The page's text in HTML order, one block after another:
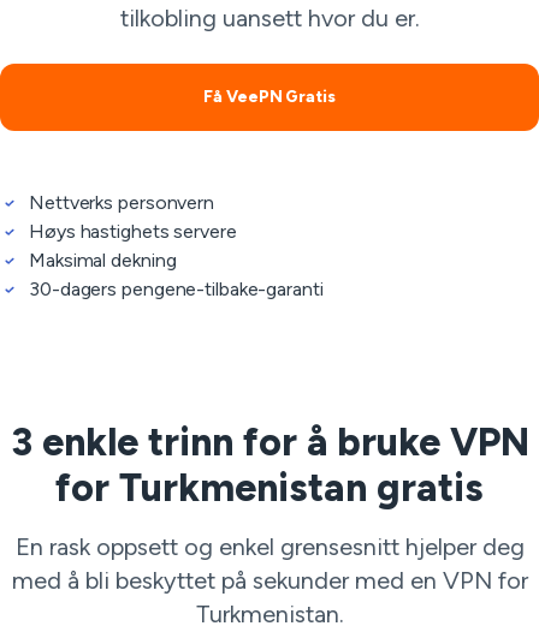
tilkobling uansett hvor du er.
Få VeePN Gratis
Nettverks personvern
Høys hastighets servere
Maksimal dekning
30-dagers pengene-tilbake-garanti
3 enkle trinn for å bruke VPN
for Turkmenistan gratis
En rask oppsett og enkel grensesnitt hjelper deg
med å bli beskyttet på sekunder med en VPN for
Turkmenistan.